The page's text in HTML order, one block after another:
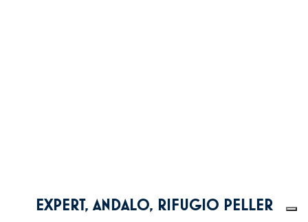
EXPERT, ANDALO, RIFUGIO PELLER